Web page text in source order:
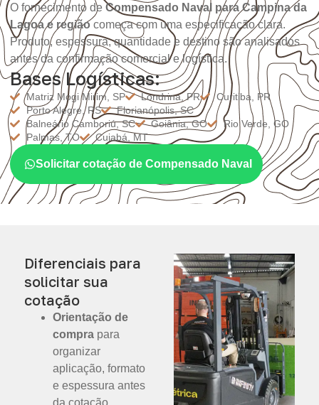
O fornecimento de Compensado Naval para Campina da
Lagoa e regiãocomeça com uma especificação clara.
Produto, espessura, quantidade e destino são analisados
antes da confirmação comercial e logística.
Bases Logísticas:
Matriz Mogi Mirim, SP Londrina, PR
Curitiba, PR
Porto Alegre, RS
Florianópolis, SC
Balneário Camboriú, SC
Goiânia, GO
Rio Verde, GO
Palmas, TO
Cuiabá, MT
Solicitar cotação de Compensado Naval
Diferenciais para
solicitar sua
cotação
Orientação de
compra para
organizar
aplicação, formato
e espessura antes
da cotação.